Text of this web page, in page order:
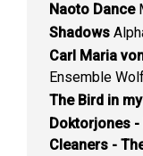
Naoto Dance
Shadows
Carl Maria
Ensemble
The Bird in
Doktorjones -
Cleaners -